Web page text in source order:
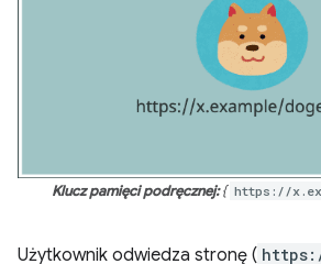
Klucz pamięci podręcznej:{ https://
Użytkownik odwiedza stronę (